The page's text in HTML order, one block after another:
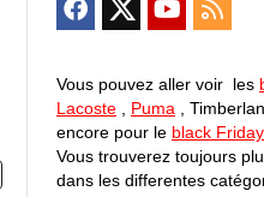
Vous pouvez aller voir les
Lacoste
Puma ,
encore pour le black Friday
Vous trouverez toujours
dans les differentes